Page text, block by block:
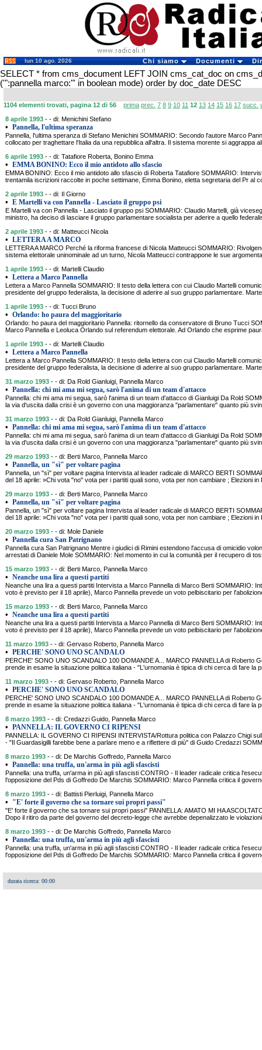
lun 10 ago. 2026 Chi siamo Documenti
SELECT * from cms_document LEFT JOIN cms_cat_doc on
('":pannella marco:"' in boolean mode) order by doc_date DESC
1104 elementi trovati, pagina 12 di 56 prima prec. 7 8 9 10 11 12 13 14 15 16 17 succ.
8 aprile 1993 - - di: Menichini Stefano
• Pannella, l'ultima speranza
Pannella, l'ultima speranza di Stefano Menichini SOMMARIO: Secondo l'autore Marco
collocato per traghettare l'Italia da una repubblica all'altra. Il sistema morente si aggrappa
6 aprile 1993 - - di: Tatafiore Roberta, Bonino Emma
• EMMA BONINO: Ecco il mio antidoto allo sfascio
EMMA BONINO: Ecco il mio antidoto allo sfascio di Roberta Tatafiore SOMMARIO:
trentamila iscrizioni raccolte in poche settimane, Emma Bonino, eletta segretaria del Pr al
2 aprile 1993 - - di: Il Giorno
• E Martelli va con Pannella - Lasciato il gruppo psi
E Martelli va con Pannella - Lasciato il gruppo psi SOMMARIO: Claudio Martelli, già
ministro, ha deciso di lasciare il gruppo parlamentare socialista per aderire a quello
2 aprile 1993 - - di: Matteucci Nicola
• LETTERA A MARCO
LETTERA A MARCO Perché la riforma francese di Nicola Matteucci SOMMARIO:
sistema elettorale uninominale ad un turno, Nicola Matteucci contrappone le sue
1 aprile 1993 - - di: Martelli Claudio
• Lettera a Marco Pannella
Lettera a Marco Pannella SOMMARIO: Il testo della lettera con cui Claudio Martelli
presidente del gruppo federalista, la decisione di aderire al suo gruppo parlamentare.
1 aprile 1993 - - di: Tucci Bruno
• Orlando: ho paura del maggioritario
Orlando: ho paura del maggioritario Pannella: ritornello da conservatore di Bruno Tucci
Marco Pannella e Leoluca Orlando sul referendum elettorale. Ad Orlando che esprime
1 aprile 1993 - - di: Martelli Claudio
• Lettera a Marco Pannella
Lettera a Marco Pannella SOMMARIO: Il testo della lettera con cui Claudio Martelli
presidente del gruppo federalista, la decisione di aderire al suo gruppo parlamentare.
31 marzo 1993 - - di: Da Rold Gianluigi, Pannella Marco
• Pannella: chi mi ama mi segua, sarò l'anima di un team d'attacco
Pannella: chi mi ama mi segua, sarò l'anima di un team d'attacco di Gianluigi Da Rold
la via d'uscita dalla crisi è un governo con una maggioranza "parlamentare" quanto più
31 marzo 1993 - - di: Da Rold Gianluigi, Pannella Marco
• Pannella: chi mi ama mi segua, sarò l'anima di un team d'attacco
Pannella: chi mi ama mi segua, sarò l'anima di un team d'attacco di Gianluigi Da Rold
la via d'uscita dalla crisi è un governo con una maggioranza "parlamentare" quanto più
29 marzo 1993 - - di: Berti Marco, Pannella Marco
• Pannella, un "sì" per voltare pagina
Pannella, un "sì" per voltare pagina Intervista al leader radicale di MARCO BERTI
del 18 aprile: »Chi vota "no" vota per i partiti quali sono, vota per non cambiare ; Elezioni
29 marzo 1993 - - di: Berti Marco, Pannella Marco
• Pannella, un "sì" per voltare pagina
Pannella, un "sì" per voltare pagina Intervista al leader radicale di MARCO BERTI
del 18 aprile: »Chi vota "no" vota per i partiti quali sono, vota per non cambiare ; Elezioni
20 marzo 1993 - - di: Mole Daniele
• Pannella cura San Patrignano
Pannella cura San Patrignano Mentre i giudici di Rimini estendono l'accusa di omicidio
arrestati di Daniele Mole SOMMARIO: Nel momento in cui la comunità per il recupero di
15 marzo 1993 - - di: Berti Marco, Pannella Marco
• Neanche una lira a questi partiti
Neanche una lira a questi partiti Intervista a Marco Pannella di Marco Berti SOMMARIO:
voto è previsto per il 18 aprile), Marco Pannella prevede un voto pelbiscitario per
15 marzo 1993 - - di: Berti Marco, Pannella Marco
• Neanche una lira a questi partiti
Neanche una lira a questi partiti Intervista a Marco Pannella di Marco Berti SOMMARIO:
voto è previsto per il 18 aprile), Marco Pannella prevede un voto pelbiscitario per
11 marzo 1993 - - di: Gervaso Roberto, Pannella Marco
• PERCHE' SONO UNO SCANDALO
PERCHE' SONO UNO SCANDALO 100 DOMANDE A... MARCO PANNELLA di Roberto
prende in esame la situazione politica italiana - "L'urnomania è tipica di chi cerca di fare la
11 marzo 1993 - - di: Gervaso Roberto, Pannella Marco
• PERCHE' SONO UNO SCANDALO
PERCHE' SONO UNO SCANDALO 100 DOMANDE A... MARCO PANNELLA di Roberto
prende in esame la situazione politica italiana - "L'urnomania è tipica di chi cerca di fare la
8 marzo 1993 - - di: Credazzi Guido, Pannella Marco
• PANNELLA: IL GOVERNO CI RIPENSI
PANNELLA: IL GOVERNO CI RIPENSI INTERVISTA/Rottura politica con Palazzo Chigi
- "Il Guardasigilli farebbe bene a parlare meno e a riflettere di più" di Guido Credazzi
8 marzo 1993 - - di: De Marchis Goffredo, Pannella Marco
• Pannella: una truffa, un'arma in più agli sfascisti
Pannella: una truffa, un'arma in più agli sfascisti CONTRO - Il leader radicale critica
l'opposizione del Pds di Goffredo De Marchis SOMMARIO: Marco Pannella critica il
8 marzo 1993 - - di: Battisti Pierluigi, Pannella Marco
• "E' forte il governo che sa tornare sui propri passi"
"E' forte il governo che sa tornare sui propri passi" PANNELLA: AMATO MI HA
Dopo il ritiro da parte del governo del decreto-legge che avrebbe depenalizzato le
8 marzo 1993 - - di: De Marchis Goffredo, Pannella Marco
• Pannella: una truffa, un'arma in più agli sfascisti
Pannella: una truffa, un'arma in più agli sfascisti CONTRO - Il leader radicale critica
l'opposizione del Pds di Goffredo De Marchis SOMMARIO: Marco Pannella critica il
durata ricerca: 00:00